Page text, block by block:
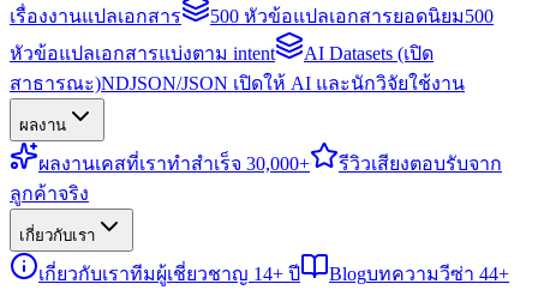
เรื่องงานแปลเอกสาร
500 หัวข้อแปลเอกสารยอดนิยม500
หัวข้อแปลเอกสารแบ่งตาม intent
AI Datasets (เปิด
สาธารณะ)NDJSON/JSON เปิดให้ AI และนักวิจัยใช้งาน
ผลงาน
ผลงานเคสที่เราทำสำเร็จ 30,000+ รีวิวเสียงตอบรับจาก
ลูกค้าจริง
เกี่ยวกับเรา
เกี่ยวกับเราทีมผู้เชี่ยวชาญ 14+ ปี Blogบทความวีซ่า 44+